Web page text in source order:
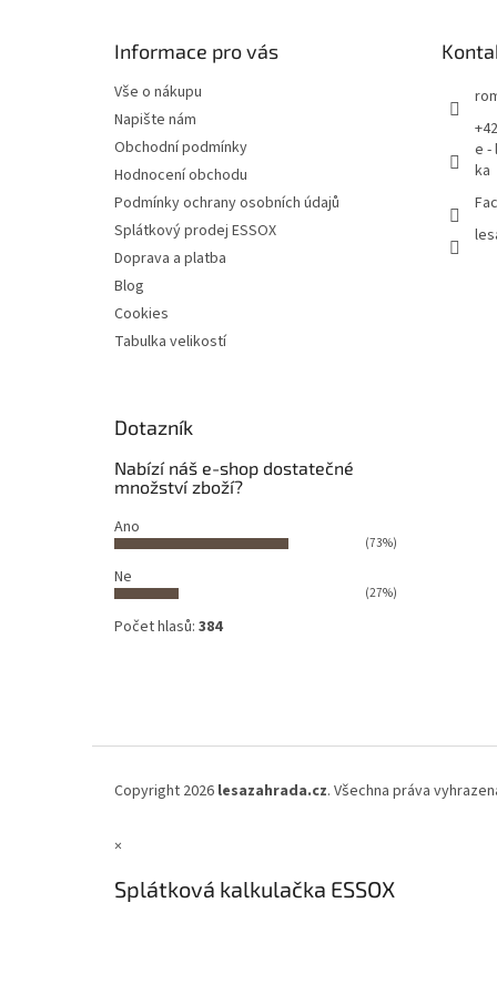
Informace pro vás
Vše o nákupu
Napište nám
Obchodní podmínky
Hodnocení obchodu
Podmínky ochrany osobních údajů
Splátkový prodej ESSOX
Doprava a platba
Blog
Cookies
Tabulka velikostí
e -
ka
Dotazník
Nabízí náš e-shop dostatečné
množství zboží?
Ano
(73%)
Ne
(27%)
Počet hlasů: 384
Copyright 2026 lesazahrada.cz. Všechna práva
×
Splátková kalkulačka ESSOX